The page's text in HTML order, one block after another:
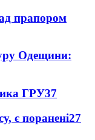
прапором
Одещини:
ГРУ37
є поранені27